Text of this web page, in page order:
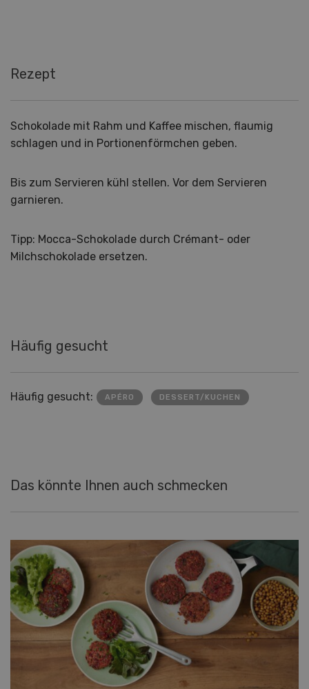
Rezept
Schokolade mit Rahm und Kaffee mischen, flaumig
schlagen und in Portionenförmchen geben.
Bis zum Servieren kühl stellen. Vor dem Servieren
garnieren.
Tipp: Mocca-Schokolade durch Crémant- oder
Milchschokolade ersetzen.
Häufig gesucht
Häufig gesucht: APÉRO DESSERT/KUCHEN
Das könnte Ihnen auch schmecken